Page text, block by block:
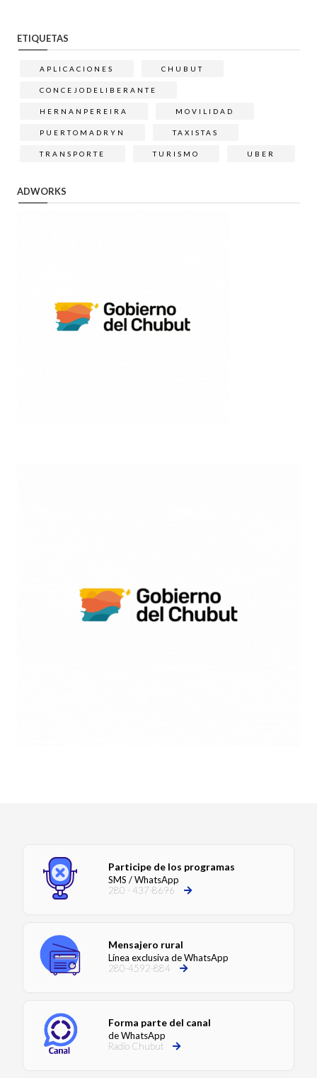
ETIQUETAS
APLICACIONES CHUBUT
CONCEJODELIBERANTE
HERNANPEREIRA MOVILIDAD
PUERTOMADRYN TAXISTAS
TRANSPORTE TURISMO UBER
ADWORKS
Participe de los programas
SMS / WhatsApp
280 - 437-8696
Mensajero rural
Línea exclusiva de WhatsApp
280-4592-884
Forma parte del canal
de WhatsApp
Radio Chubut